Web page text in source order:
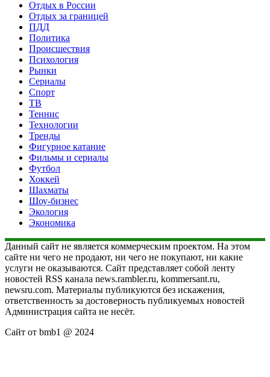
Отдых в России
Отдых за границей
ПДД
Политика
Происшествия
Психология
Рынки
Сериалы
Спорт
ТВ
Теннис
Технологии
Тренды
Фигурное катание
Фильмы и сериалы
Футбол
Хоккей
Шахматы
Шоу-бизнес
Экология
Экономика
Данный сайт не является коммерческим проектом. На этом
сайте ни чего не продают, ни чего не покупают, ни какие
услуги не оказываются. Сайт представляет собой ленту
новостей RSS канала news.rambler.ru, kommersant.ru,
newsru.com. Материалы публикуются без искажения,
ответственность за достоверность публикуемых новостей
Администрация сайта не несёт.
Сайт от bmb1 @ 2024